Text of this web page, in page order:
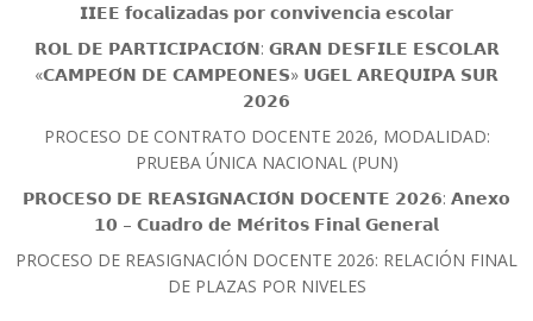
𝗜𝗜𝗘𝗘 𝗳𝗼𝗰𝗮𝗹𝗶𝘇𝗮𝗱𝗮𝘀 𝗽𝗼𝗿 𝗰𝗼𝗻𝘃𝗶𝘃𝗲𝗻𝗰𝗶𝗮 𝗲𝘀𝗰𝗼𝗹𝗮𝗿
𝗥𝗢𝗟 𝗗𝗘 𝗣𝗔𝗥𝗧𝗜𝗖𝗜𝗣𝗔𝗖𝗜𝗢́𝗡: 𝗚𝗥𝗔𝗡 𝗗𝗘𝗦𝗙𝗜𝗟𝗘 𝗘𝗦𝗖𝗢𝗟𝗔𝗥
«𝗖𝗔𝗠𝗣𝗘𝗢́𝗡 𝗗𝗘 𝗖𝗔𝗠𝗣𝗘𝗢𝗡𝗘𝗦» 𝗨𝗚𝗘𝗟 𝗔𝗥𝗘𝗤𝗨𝗜𝗣𝗔 𝗦𝗨𝗥
𝟮𝟬𝟮𝟲
PROCESO DE CONTRATO DOCENTE 2026, MODALIDAD:
PRUEBA ÚNICA NACIONAL (PUN)
𝗣𝗥𝗢𝗖𝗘𝗦𝗢 𝗗𝗘 𝗥𝗘𝗔𝗦𝗜𝗚𝗡𝗔𝗖𝗜𝗢́𝗡 𝗗𝗢𝗖𝗘𝗡𝗧𝗘 𝟮𝟬𝟮𝟲: 𝗔𝗻𝗲𝘅𝗼
𝟭𝟬 – 𝗖𝘂𝗮𝗱𝗿𝗼 𝗱𝗲 𝗠𝗲́𝗿𝗶𝘁𝗼𝘀 𝗙𝗶𝗻𝗮𝗹 𝗚𝗲𝗻𝗲𝗿𝗮𝗹
PROCESO DE REASIGNACIÓN DOCENTE 2026: RELACIÓN FINAL
DE PLAZAS POR NIVELES